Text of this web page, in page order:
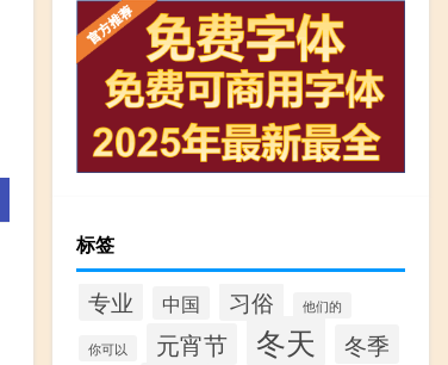
标签
专业 中国 习俗 他们的
你可以 元宵节 冬天 冬季